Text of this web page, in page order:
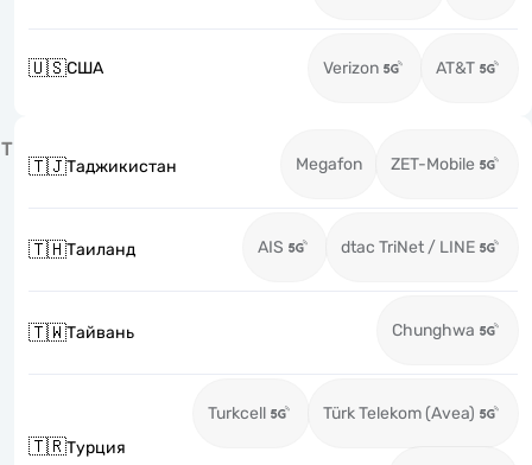
🇺🇸США Verizon AT&T
Т
🇹🇯Таджикистан Megafon ZET-Mobile
🇹🇭Таиланд AIS dtac TriNet / LINE
🇹🇼Тайвань Chunghwa
🇹🇷Турция
Turkcell Türk Telekom (Avea)